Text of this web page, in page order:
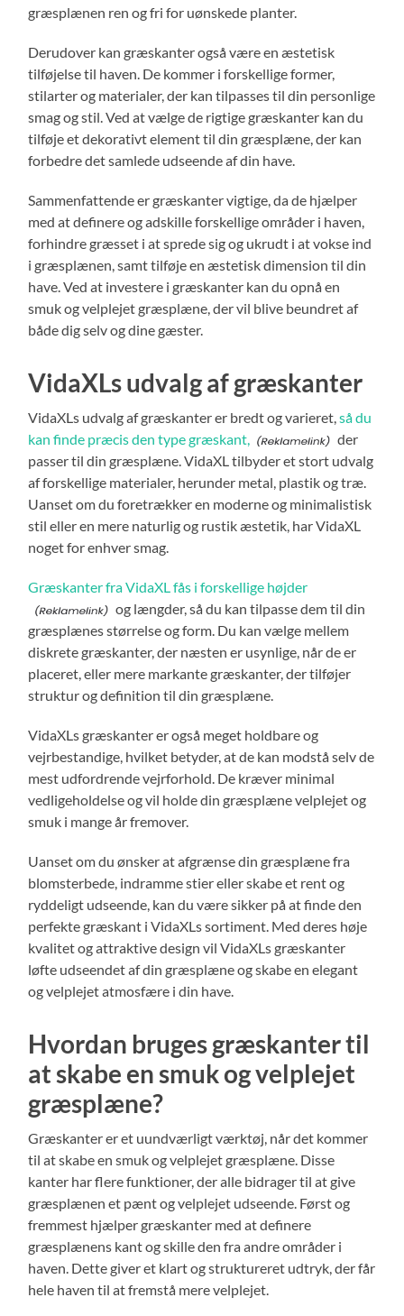
græsplænen ren og fri for uønskede planter.
Derudover kan græskanter også være en æstetisk
tilføjelse til haven. De kommer i forskellige former,
stilarter og materialer, der kan tilpasses til din personlige
smag og stil. Ved at vælge de rigtige græskanter kan du
tilføje et dekorativt element til din græsplæne, der kan
forbedre det samlede udseende af din have.
Sammenfattende er græskanter vigtige, da de hjælper
med at definere og adskille forskellige områder i haven,
forhindre græsset i at sprede sig og ukrudt i at vokse ind
i græsplænen, samt tilføje en æstetisk dimension til din
have. Ved at investere i græskanter kan du opnå en
smuk og velplejet græsplæne, der vil blive beundret af
både dig selv og dine gæster.
VidaXLs udvalg af græskanter
VidaXLs udvalg af græskanter er bredt og varieret,så du
kan finde præcis den type græskant,
der
passer til din græsplæne. VidaXL tilbyder et stort udvalg
af forskellige materialer, herunder metal, plastik og træ.
Uanset om du foretrækker en moderne og minimalistisk
stil eller en mere naturlig og rustik æstetik, har VidaXL
noget for enhver smag.
Græskanter fra VidaXL fås i forskellige højder
og længder, så du kan tilpasse dem til din
græsplænes størrelse og form. Du kan vælge mellem
diskrete græskanter, der næsten er usynlige, når de er
placeret, eller mere markante græskanter, der tilføjer
struktur og definition til din græsplæne.
VidaXLs græskanter er også meget holdbare og
vejrbestandige, hvilket betyder, at de kan modstå selv de
mest udfordrende vejrforhold. De kræver minimal
vedligeholdelse og vil holde din græsplæne velplejet og
smuk i mange år fremover.
Uanset om du ønsker at afgrænse din græsplæne fra
blomsterbede, indramme stier eller skabe et rent og
ryddeligt udseende, kan du være sikker på at finde den
perfekte græskant i VidaXLs sortiment. Med deres høje
kvalitet og attraktive design vil VidaXLs græskanter
løfte udseendet af din græsplæne og skabe en elegant
og velplejet atmosfære i din have.
Hvordan bruges græskanter til
at skabe en smuk og velplejet
græsplæne?
Græskanter er et uundværligt værktøj, når det kommer
til at skabe en smuk og velplejet græsplæne. Disse
kanter har flere funktioner, der alle bidrager til at give
græsplænen et pænt og velplejet udseende. Først og
fremmest hjælper græskanter med at definere
græsplænens kant og skille den fra andre områder i
haven. Dette giver et klart og struktureret udtryk, der får
hele haven til at fremstå mere velplejet.